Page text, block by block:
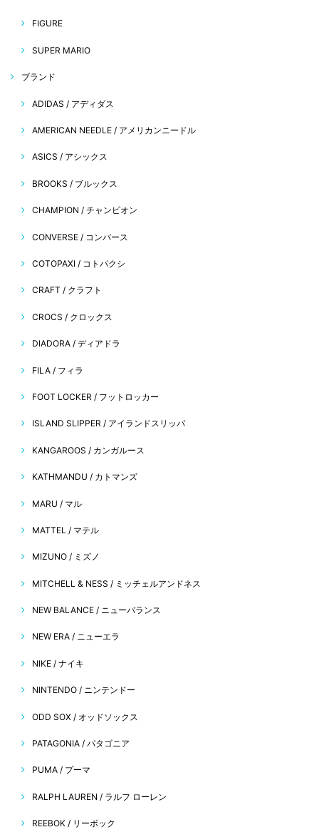
FIGURE
SUPER MARIO
ブランド
ADIDAS / アディダス
AMERICAN NEEDLE / アメリカンニードル
ASICS / アシックス
BROOKS / ブルックス
CHAMPION / チャンピオン
CONVERSE / コンバース
COTOPAXI / コトパクシ
CRAFT / クラフト
CROCS / クロックス
DIADORA / ディアドラ
FILA / フィラ
FOOT LOCKER / フットロッカー
ISLAND SLIPPER / アイランドスリッパ
KANGAROOS / カンガルース
KATHMANDU / カトマンズ
MARU / マル
MATTEL / マテル
MIZUNO / ミズノ
MITCHELL & NESS / ミッチェルアンドネス
NEW BALANCE / ニューバランス
NEW ERA / ニューエラ
NIKE / ナイキ
NINTENDO / ニンテンドー
ODD SOX / オッドソックス
PATAGONIA / パタゴニア
PUMA / プーマ
RALPH LAUREN / ラルフ ローレン
REEBOK / リーボック